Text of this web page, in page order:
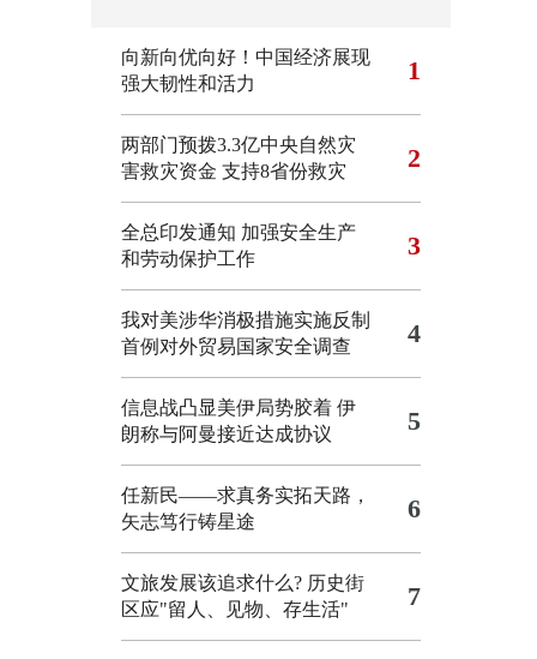
向新向优向好！中国经济展现
强大韧性和活力
1
两部门预拨3.3亿中央自然灾
害救灾资金 支持8省份救灾
2
全总印发通知 加强安全生产
和劳动保护工作
3
我对美涉华消极措施实施反制
首例对外贸易国家安全调查
4
信息战凸显美伊局势胶着 伊
朗称与阿曼接近达成协议
5
任新民——求真务实拓天路，
矢志笃行铸星途
6
文旅发展该追求什么? 历史街
区应"留人、见物、存生活"
7